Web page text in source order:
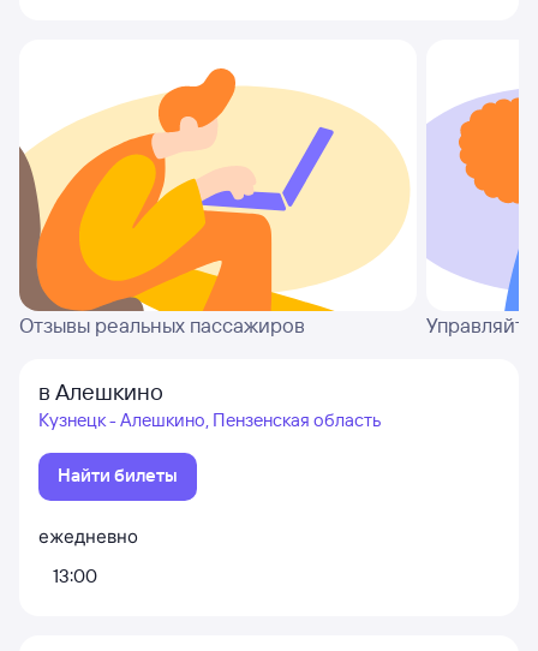
Отзывы реальных пассажиров
в Алешкино
Кузнецк - Алешкино, Пензенская область
Найти билеты
ежедневно
13:00